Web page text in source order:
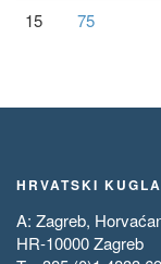
15
75
HRVATSKI
A: Zagreb,
HR-10000 Zagreb